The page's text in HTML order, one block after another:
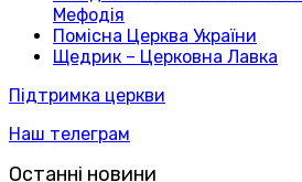
Мефодія
Помісна Церква України
Щедрик – Церковна Лавка
Підтримка церкви
Наш телеграм
Останні новини